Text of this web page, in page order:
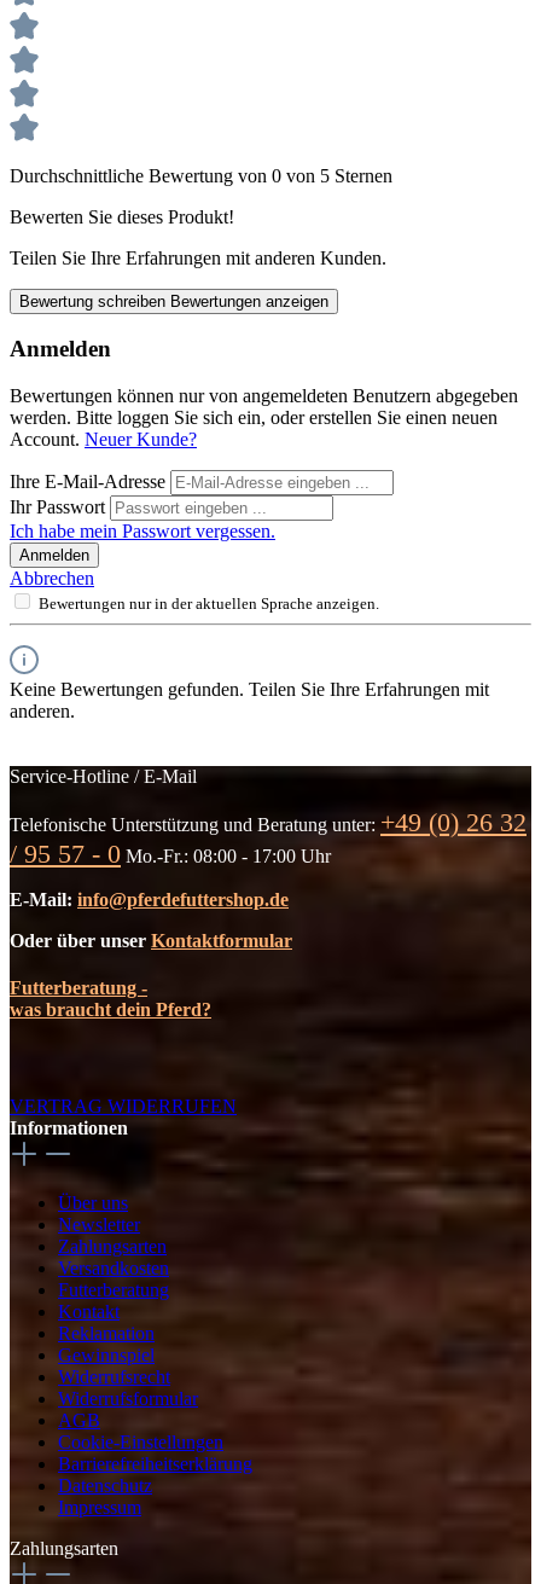
Durchschnittliche Bewertung von 0 von 5 Sternen
Bewerten Sie dieses Produkt!
Teilen Sie Ihre Erfahrungen mit anderen Kunden.
Bewertung schreiben Bewertungen anzeigen
Anmelden
Bewertungen können nur von angemeldeten Benutzern abgegeben
werden. Bitte loggen Sie sich ein, oder erstellen Sie einen neuen
Account. Neuer Kunde?
Ihre E-Mail-Adresse
Ihr Passwort
Ich habe mein Passwort vergessen.
Anmelden
Abbrechen
Bewertungen nur in der aktuellen Sprache anzeigen.
Keine Bewertungen gefunden. Teilen Sie Ihre Erfahrungen mit
anderen.
Service-Hotline / E-Mail
Telefonische Unterstützung und Beratung unter: +49 (0) 26 32
/ 95 57 - 0 Mo.-Fr.: 08:00 - 17:00 Uhr
E-Mail: info@pferdefuttershop.de
Oder über unser Kontaktformular
Futterberatung -
was braucht dein Pferd?
VERTRAG WIDERRUFEN
Informationen
Über uns
Newsletter
Zahlungsarten
Versandkosten
Futterberatung
Kontakt
Reklamation
Gewinnspiel
Widerrufsrecht
Widerrufsformular
AGB
Cookie-Einstellungen
Barrierefreiheitserklärung
Datenschutz
Impressum
Zahlungsarten